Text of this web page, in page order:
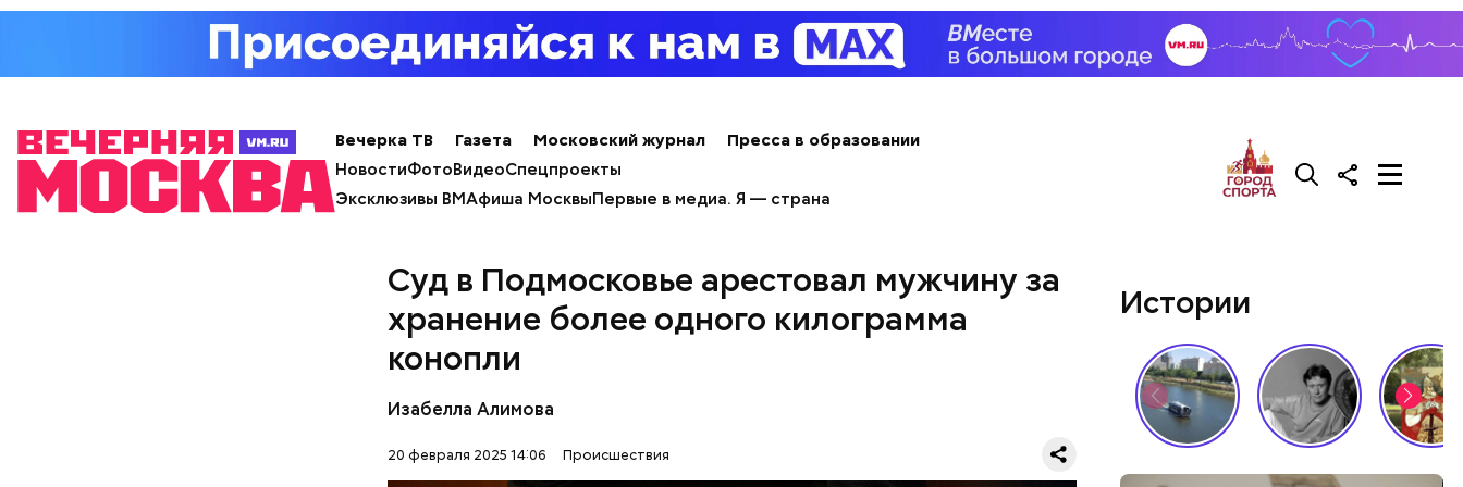
Вечерка ТВ Газета Московский журнал
Пресса в образовании
НовостиФотоВидеоСпецпроекты
Эксклюзивы ВМАфиша МосквыПервые в медиа. Я — страна
Суд в Подмосковье арестовал мужчину за
хранение более одного килограмма
конопли
Изабелла Алимова
20 февраля 2025 14:06 Происшествия
Молодого человека задержали. На первом же допросе он признался,
посчитали, что мотивом преступления была квартира родителей,
Истории